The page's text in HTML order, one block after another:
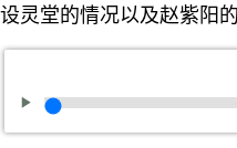
设灵堂的情况以及赵紫阳